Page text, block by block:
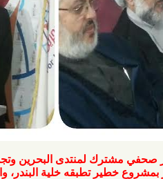
لمنتدى البحرين وتجمع العلماء
تطبقه خلية البندر، والجعيد